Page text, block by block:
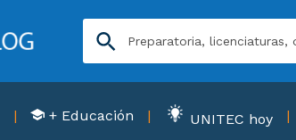
+ Educación UNITEC hoy